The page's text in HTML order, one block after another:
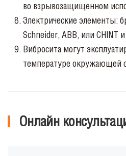
во взрывозащищенном
Электрические элементы:
Schneider, ABB, или CHINT
Вибросита могут
температуре окружающей
Онлайн